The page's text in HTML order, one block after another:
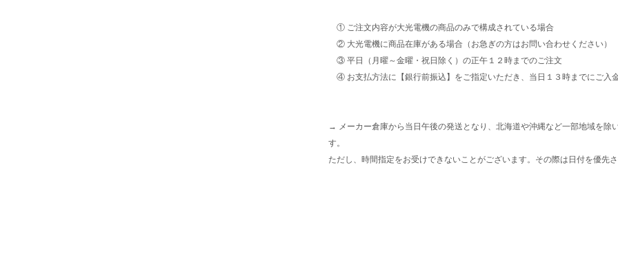
① ご注文内容が大光電機の商品のみで構成されている場合
② 大光電機に商品在庫がある場合（お急ぎの方はお問い合わせください）
③ 平日（月曜～金曜・祝日除く）の正午１２時までのご注文
④ お支払方法に【銀行前振込】をご指定いただき、当日１３時までにご入
→ メーカー倉庫から当日午後の発送となり、北海道や沖縄など一部地域を除
す。
ただし、時間指定をお受けできないことがございます。その際は日付を優先さ